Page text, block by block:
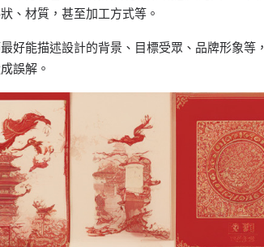
、材質，甚至加工方式等。
好能描述設計的背景、目標受眾、品牌形象
誤解。